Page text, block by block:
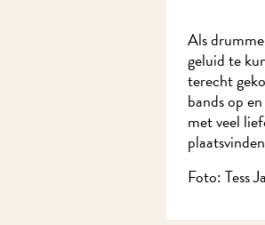
Als
geluid te
terecht
bands op
met veel
Foto: Tess